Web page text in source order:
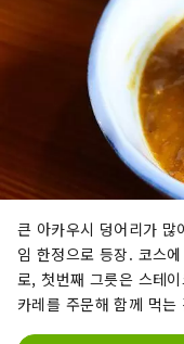
큰 아카우시 덩어리가
임 한정으로 등장. 코스
로, 첫번째 그릇은 스테
카레를 주문해 함께 먹는